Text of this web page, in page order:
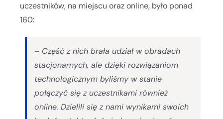
uczestników, na miejscu oraz online, było ponad
160:
– Część z nich brała udział w obradach
stacjonarnych, ale dzięki rozwiązaniom
technologicznym byliśmy w stanie
połączyć się z uczestnikami również
online. Dzielili się z nami wynikami swoich